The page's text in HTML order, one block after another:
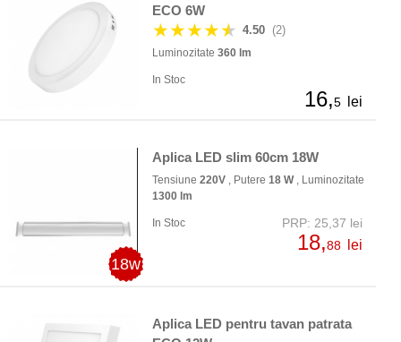
ECO 6W
★★★★★ 4.50 (2)
Luminozitate 360 lm
In Stoc
16,5 lei
18w
Aplica LED slim 60cm 18W
Tensiune 220V , Putere 18 W, Luminozitate
1300 lm
In Stoc PRP: 25,37 lei
18,88 lei
Aplica LED pentru tavan patrata